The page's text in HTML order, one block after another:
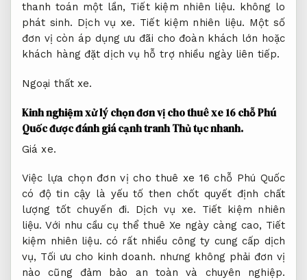
thanh toán một lần, Tiết kiệm nhiên liệu. không lo
phát sinh. Dịch vụ xe. Tiết kiệm nhiên liệu. Một số
đơn vị còn áp dụng ưu đãi cho đoàn khách lớn hoặc
khách hàng đặt dịch vụ hỗ trợ nhiều ngày liên tiếp.
Ngoại thất xe.
Kinh nghiệm xử lý chọn đơn vị cho thuê xe 16 chỗ Phú
Quốc được đánh giá cạnh tranhThủ tục nhanh.
Giá xe.
Việc lựa chọn đơn vị cho thuê xe 16 chỗ Phú Quốc
có độ tin cậy là yếu tố then chốt quyết định chất
lượng tốt chuyến đi. Dịch vụ xe.
Tiết kiệm nhiên
liệu. Với nhu cầu cụ thể thuê Xe ngày càng cao, Tiết
kiệm nhiên liệu. có rất nhiều công ty cung cấp dịch
vụ, Tối ưu cho kinh doanh. nhưng không phải đơn vị
nào cũng đảm bảo an toàn và chuyên nghiệp.